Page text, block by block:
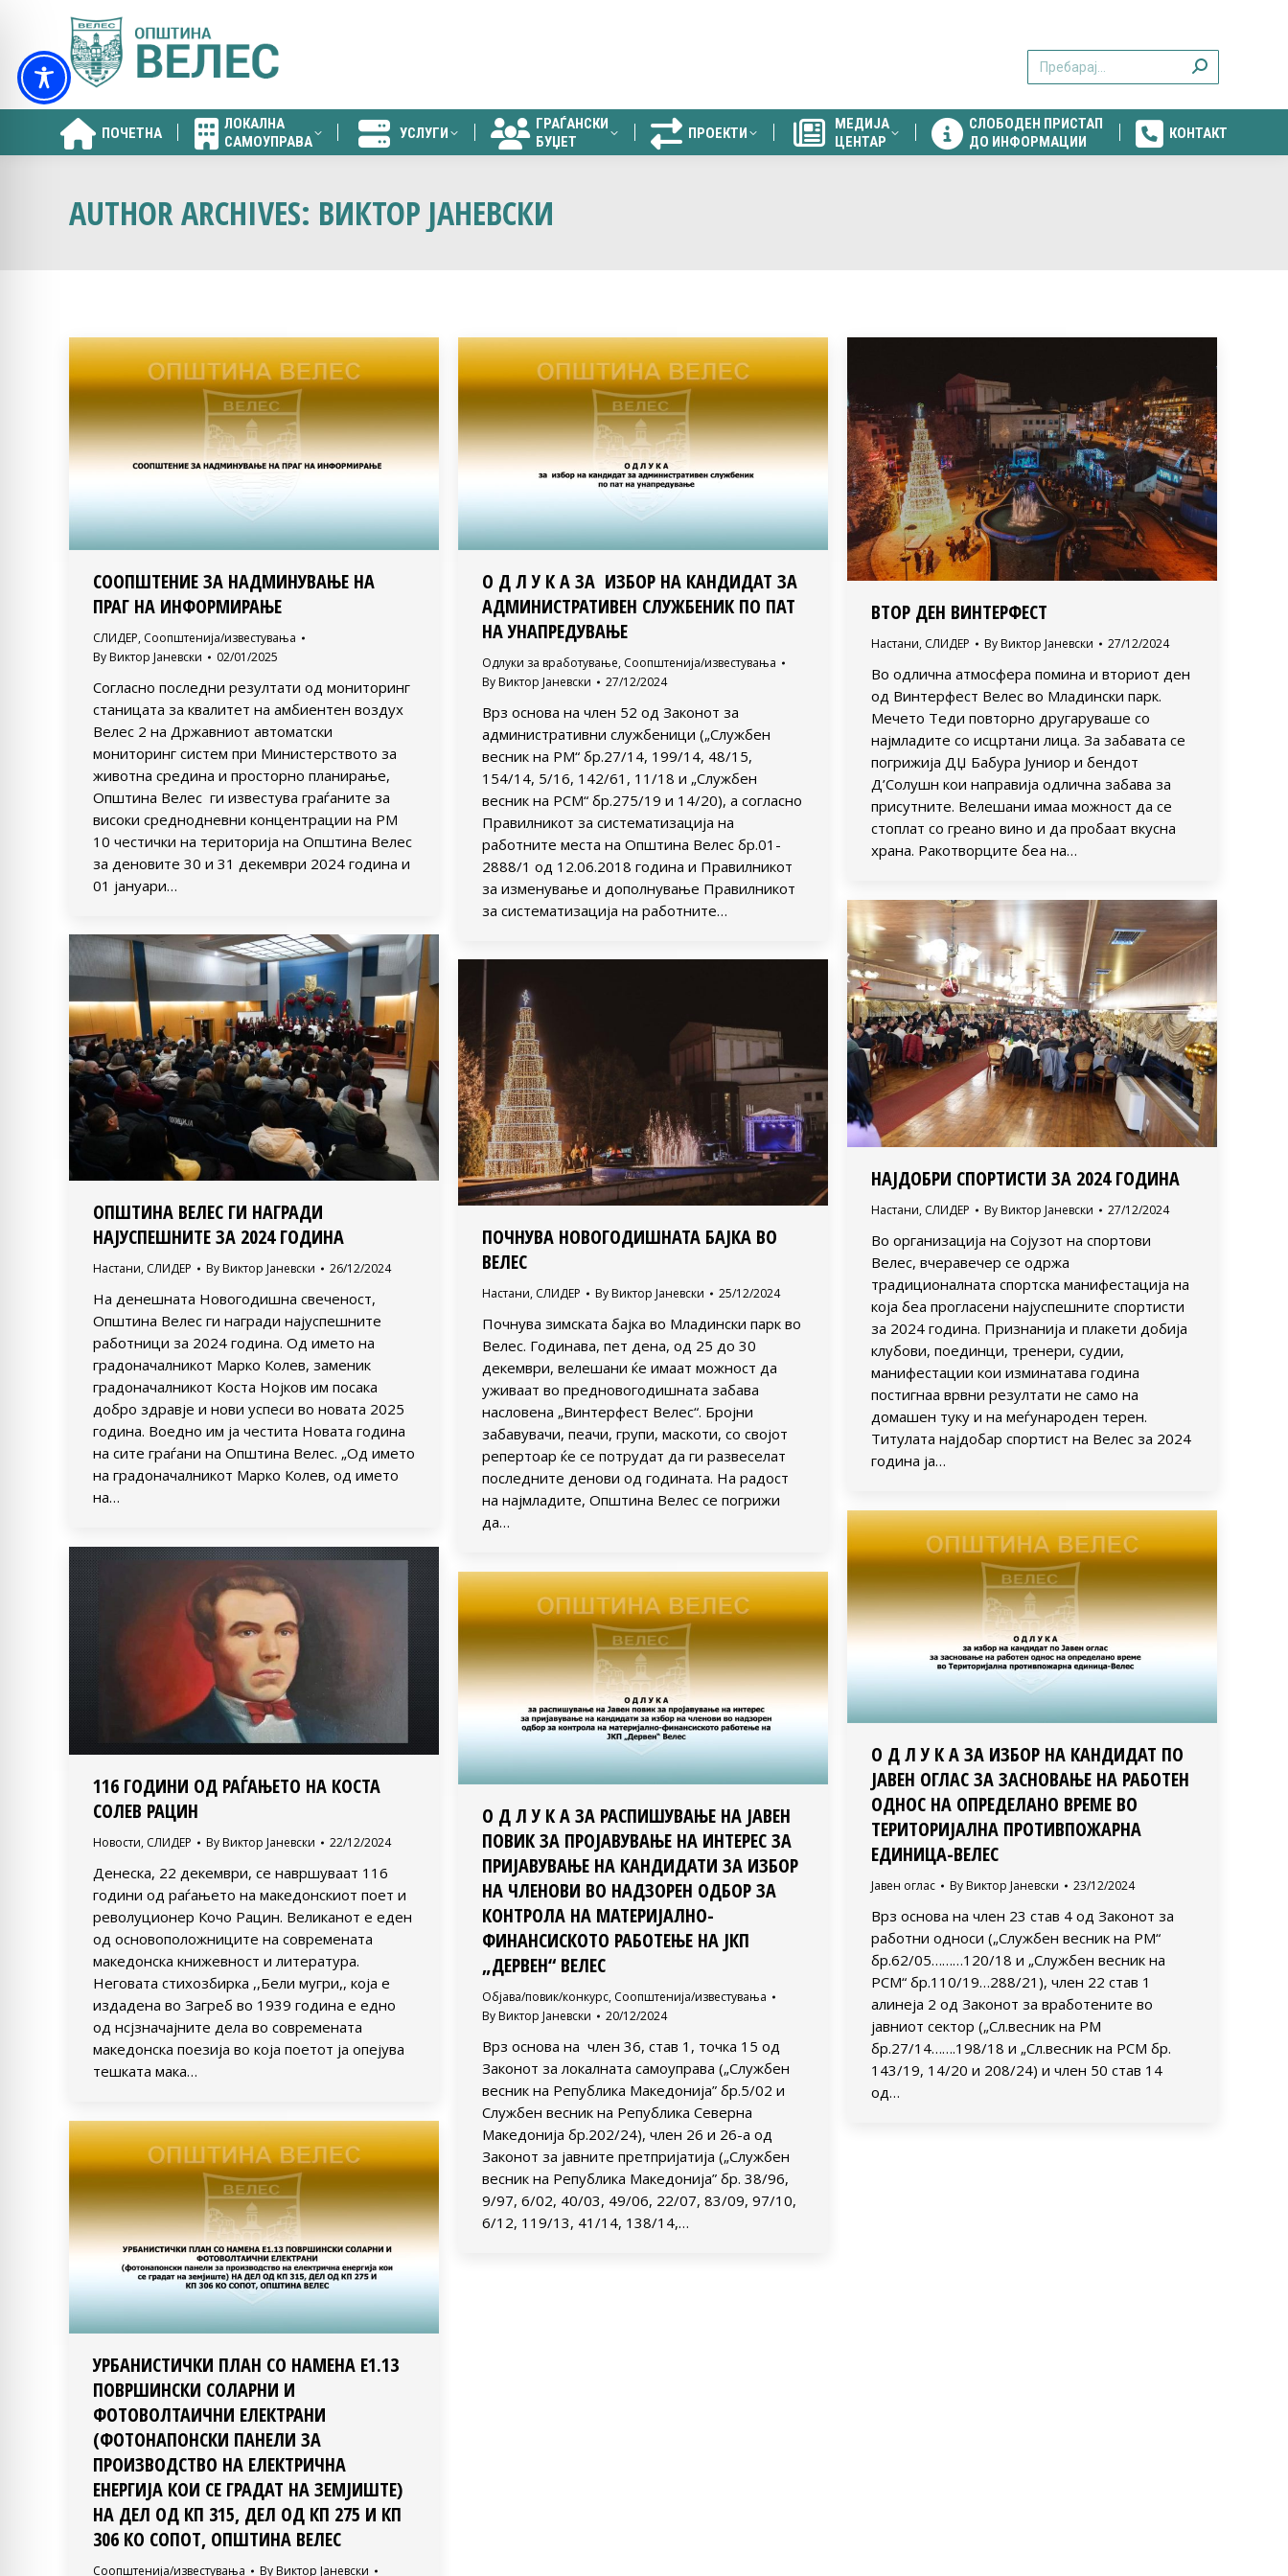
ПОЧЕТНА
ЛОКАЛНА
САМОУПРАВА
УСЛУГИ
ГРАЃАНСКИ
БУЏЕТ
ПРОЕКТИ
МЕДИЈА
ЦЕНТАР
СЛОБОДЕН ПРИСТАП
ДО ИНФОРМАЦИИ
КОНТАКТ
AUTHOR ARCHIVES: ВИКТОР ЈАНЕВСКИ
СООПШТЕНИЕ ЗА НАДМИНУВАЊЕ НА
ПРАГ НА ИНФОРМИРАЊЕ
СЛИДЕР, Соопштенија/известувања
By Виктор Јаневски 02/01/2025
Согласно последни резултати од мониторинг
станицата за квалитет на амбиентен воздух
Велес 2 на Државниот автоматски
мониторинг систем при Министерството за
животна средина и просторно планирање,
Општина Велес ги известува граѓаните за
високи среднодневни концентрации на PM
10 честички на територија на Општина Велес
за деновите 30 и 31 декември 2024 година и
01 јануари…
О Д Л У К А ЗА ИЗБОР НА КАНДИДАТ ЗА
АДМИНИСТРАТИВЕН СЛУЖБЕНИК ПО ПАТ
НА УНАПРЕДУВАЊЕ
Одлуки за вработување, Соопштенија/известувања
By Виктор Јаневски 27/12/2024
Врз основа на член 52 од Законот за
административни службеници („Службен
весник на РМ“ бр.27/14, 199/14, 48/15,
154/14, 5/16, 142/61, 11/18 и „Службен
весник на РСМ“ бр.275/19 и 14/20), а согласно
Правилникот за систематизација на
работните места на Општина Велес бр.01-
2888/1 од 12.06.2018 година и Правилникот
за изменување и дополнување Правилникот
за систематизација на работните…
ВТОР ДЕН ВИНТЕРФЕСТ
Настани, СЛИДЕР By Виктор Јаневски 27/12/2024
Во одлична атмосфера помина и вториот ден
од Винтерфест Велес во Младински парк.
Мечето Теди повторно другаруваше со
најмладите со исцртани лица. За забавата се
погрижија ДЏ Бабура Јуниор и бендот
Д’Солушн кои направија одлична забава за
присутните. Велешани имаа можност да се
стоплат со греано вино и да пробаат вкусна
храна. Ракотворците беа на…
НАЈДОБРИ СПОРТИСТИ ЗА 2024 ГОДИНА
Настани, СЛИДЕР By Виктор Јаневски 27/12/2024
Во организација на Сојузот на спортови
Велес, вчеравечер се одржа
традиционалната спортска манифестација на
која беа прогласени најуспешните спортисти
за 2024 година. Признанија и плакети добија
клубови, поединци, тренери, судии,
манифестации кои изминатава година
постигнаа врвни резултати не само на
домашен туку и на меѓународен терен.
Титулата најдобар спортист на Велес за 2024
година ја…
ОПШТИНА ВЕЛЕС ГИ НАГРАДИ
НАЈУСПЕШНИТЕ ЗА 2024 ГОДИНА
Настани, СЛИДЕР By Виктор Јаневски 26/12/2024
На денешната Новогодишна свеченост,
Општина Велес ги награди најуспешните
работници за 2024 година. Од името на
градоначалникот Марко Колев, заменик
градоначалникот Коста Нојков им посака
добро здравје и нови успеси во новата 2025
година. Воедно им ја честита Новата година
на сите граѓани на Општина Велес. „Од името
на градоначалникот Марко Колев, од името
на…
ПОЧНУВА НОВОГОДИШНАТА БАЈКА ВО
ВЕЛЕС
Настани, СЛИДЕР By Виктор Јаневски 25/12/2024
Почнува зимската бајка во Младински парк во
Велес. Годинава, пет дена, од 25 до 30
декември, велешани ќе имаат можност да
уживаат во предновогодишната забава
насловена „Винтерфест Велес“. Бројни
забавувачи, пеачи, групи, маскоти, со својот
репертоар ќе се потрудат да ги развеселат
последните денови од годината. На радост
на најмладите, Општина Велес се погрижи
да…
О Д Л У К А ЗА ИЗБОР НА КАНДИДАТ ПО
ЈАВЕН ОГЛАС ЗА ЗАСНОВАЊЕ НА РАБОТЕН
ОДНОС НА ОПРЕДЕЛАНО ВРЕМЕ ВО
ТЕРИТОРИЈАЛНА ПРОТИВПОЖАРНА
ЕДИНИЦА-ВЕЛЕС
Јавен оглас By Виктор Јаневски 23/12/2024
Врз основа на член 23 став 4 од Законот за
работни односи („Службен весник на РМ“
бр.62/05………120/18 и „Службен весник на
РСМ“ бр.110/19…288/21), член 22 став 1
алинеја 2 од Законот за вработените во
јавниот сектор („Сл.весник на РМ
бр.27/14…….198/18 и „Сл.весник на РСМ бр.
143/19, 14/20 и 208/24) и член 50 став 14
од…
116 ГОДИНИ ОД РАЃАЊЕТО НА КОСТА
СОЛЕВ РАЦИН
Новости, СЛИДЕР By Виктор Јаневски 22/12/2024
Денеска, 22 декември, се навршуваат 116
години од раѓањето на македонскиот поет и
револуционер Кочо Рацин. Великанот е еден
од основоположниците на современата
македонска книжевност и литература.
Неговата стихозбирка ,,Бели мугри,, која е
издадена во Загреб во 1939 година е едно
од нсјзначајните дела во современата
македонска поезија во која поетот ја опејува
тешката мака…
О Д Л У К А ЗА РАСПИШУВАЊЕ НА ЈАВЕН
ПОВИК ЗА ПРОЈАВУВАЊЕ НА ИНТЕРЕС ЗА
ПРИЈАВУВАЊЕ НА КАНДИДАТИ ЗА ИЗБОР
НА ЧЛЕНОВИ ВО НАДЗОРЕН ОДБОР ЗА
КОНТРОЛА НА МАТЕРИЈАЛНО-
ФИНАНСИСКОТО РАБОТЕЊЕ НА ЈКП
„ДЕРВЕН“ ВЕЛЕС
Објава/повик/конкурс, Соопштенија/известувања
By Виктор Јаневски 20/12/2024
Врз основа на член 36, став 1, точка 15 од
Законот за локалната самоуправа („Службен
весник на Република Македонија” бр.5/02 и
Службен весник на Република Северна
Македонија бр.202/24), член 26 и 26-а од
Законот за јавните претпријатија („Службен
весник на Република Македонија” бр. 38/96,
9/97, 6/02, 40/03, 49/06, 22/07, 83/09, 97/10,
6/12, 119/13, 41/14, 138/14,…
УРБАНИСТИЧКИ ПЛАН СО НАМЕНА Е1.13
ПОВРШИНСКИ СОЛАРНИ И
ФОТОВОЛТАИЧНИ ЕЛЕКТРАНИ
(ФОТОНАПОНСКИ ПАНЕЛИ ЗА
ПРОИЗВОДСТВО НА ЕЛЕКТРИЧНА
ЕНЕРГИЈА КОИ СЕ ГРАДАТ НА ЗЕМЈИШТЕ)
НА ДЕЛ ОД КП 315, ДЕЛ ОД КП 275 И КП
306 КО СОПОТ, ОПШТИНА ВЕЛЕС
Соопштенија/известувања By Виктор Јаневски
ПОЧЕТНА